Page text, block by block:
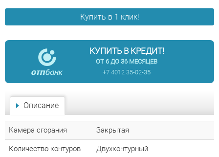
Купить в 1 клик!
КУПИТЬ В КРЕДИТ!
ОТ 6 ДО 36 МЕСЯЦЕВ
+7 4012 35-02-35
Описание
Камера сгорания Закрытая
Количество контуров Двухконтурный